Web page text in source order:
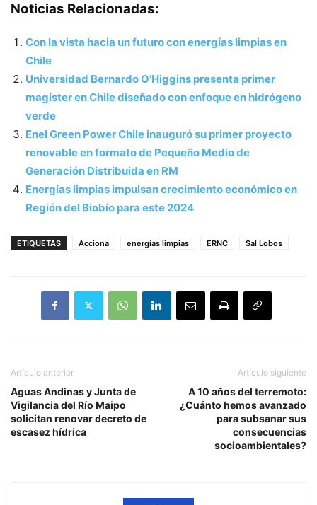
Noticias Relacionadas:
Con la vista hacia un futuro con energías limpias en
Chile
Universidad Bernardo O’Higgins presenta primer
magíster en Chile diseñado con enfoque en hidrógeno
verde
Enel Green Power Chile inauguró su primer proyecto
renovable en formato de Pequeño Medio de
Generación Distribuida en RM
Energías limpias impulsan crecimiento económico en
Región del Biobío para este 2024
ETIQUETAS Acciona energías limpias ERNC Sal Lobos
Artículo anterior
Aguas Andinas y Junta de
Vigilancia del Río Maipo
solicitan renovar decreto de
escasez hídrica
Artículo siguiente
A 10 años del terremoto:
¿Cuánto hemos avanzado
para subsanar sus
consecuencias
socioambientales?